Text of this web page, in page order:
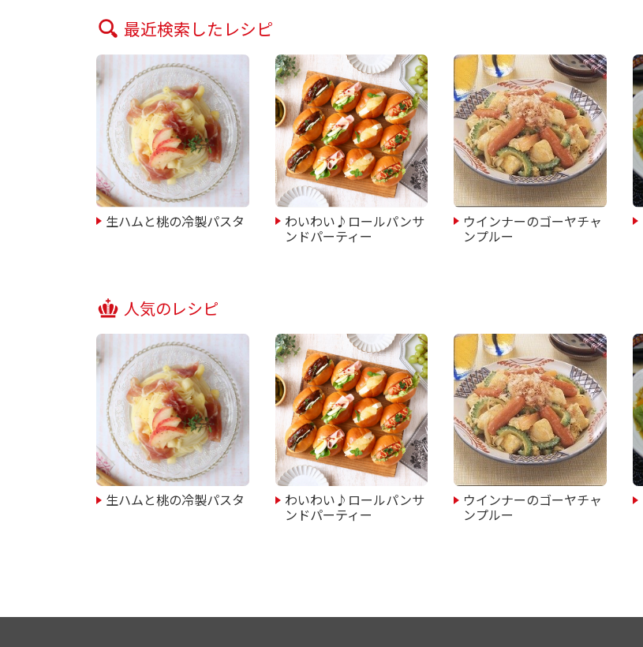
最近検索したレシピ
生ハムと桃の冷製パスタ わいわい♪ロールパンサ
ンドパーティー
ウインナーのゴーヤチャ
ンプルー
人気のレシピ
生ハムと桃の冷製パスタ わいわい♪ロールパンサ
ンドパーティー
ウインナーのゴーヤチャ
ンプルー